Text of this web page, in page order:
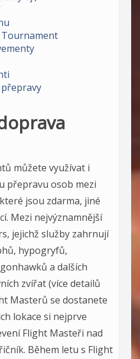
můžete využívat i
přepravu osob mezi
jsou zdarma, jiné
Mezi nejvýznamnější
jejichž služby zahrnují
hypogryfů,
a dalších
zvířat (více detailů
Masterů se dostanete
lokace si nejprve
Flight Masteři nad
Během letu s Flight